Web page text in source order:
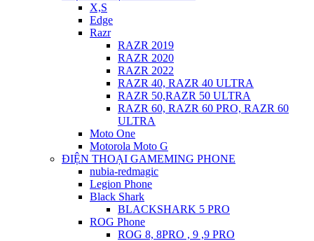
X,S
Edge
Razr
RAZR 2019
RAZR 2020
RAZR 2022
RAZR 40, RAZR 40 ULTRA
RAZR 50,RAZR 50 ULTRA
RAZR 60, RAZR 60 PRO, RAZR 60
ULTRA
Moto One
Motorola Moto G
ĐIỆN THOẠI GAMEMING PHONE
nubia-redmagic
Legion Phone
Black Shark
BLACKSHARK 5 PRO
ROG Phone
ROG 8, 8PRO , 9 ,9 PRO